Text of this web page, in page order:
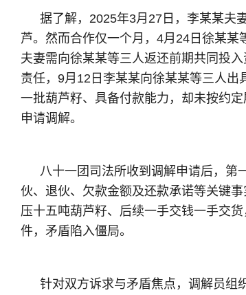
据了解，2025年3月27日，李某某夫
芦。然而合作仅一个月，4月24日徐某
夫妻需向徐某某等三人返还前期共同投
责任，9月12日李某某向徐某某等三人
一批葫芦籽、具备付款能力，却未按约
申请调解。
八十一团司法所收到调解申请后，第
伙、退伙、欠款金额及还款承诺等关键
压十五吨葫芦籽、后续一手交钱一手交
件，矛盾陷入僵局。
针对双方诉求与矛盾焦点，调解员组